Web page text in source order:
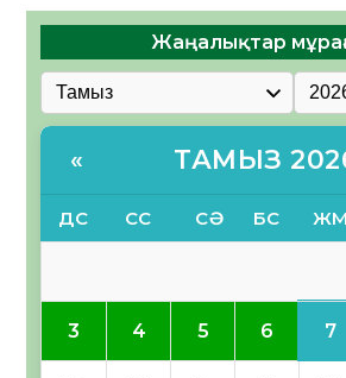
Жаңалықтар
« ТАМЫЗ
ДС СС СӘ БС ЖМ
3 4 5 6 7